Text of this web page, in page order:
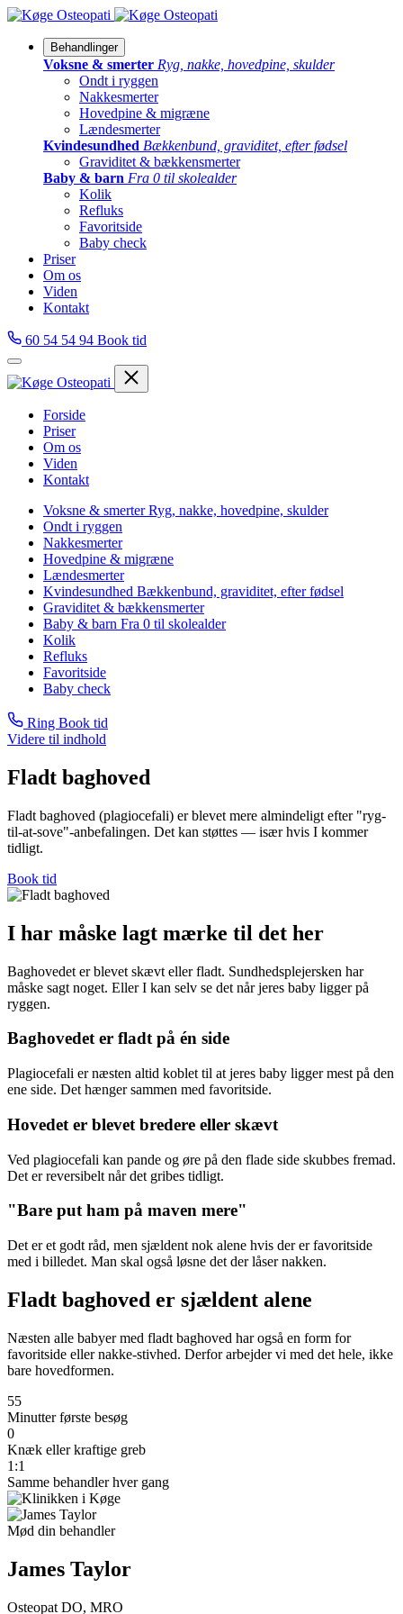
Behandlinger
Voksne & smerter Ryg, nakke, hovedpine, skulder
Ondt i ryggen
Nakkesmerter
Hovedpine & migræne
Lændesmerter
Kvindesundhed Bækkenbund, graviditet, efter fødsel
Graviditet & bækkensmerter
Baby & barn Fra 0 til skolealder
Kolik
Refluks
Favoritside
Baby check
Priser
Om os
Viden
Kontakt
60 54 54 94 Book tid
Forside
Priser
Om os
Viden
Kontakt
Voksne & smerter Ryg, nakke, hovedpine, skulder
Ondt i ryggen
Nakkesmerter
Hovedpine & migræne
Lændesmerter
Kvindesundhed Bækkenbund, graviditet, efter fødsel
Graviditet & bækkensmerter
Baby & barn Fra 0 til skolealder
Kolik
Refluks
Favoritside
Baby check
Ring Book tid
Videre til indhold
Fladt baghoved
Fladt baghoved (plagiocefali) er blevet mere almindeligt efter "ryg-
til-at-sove"-anbefalingen. Det kan støttes — især hvis I kommer
tidligt.
Book tid
I har måske lagt mærke til det her
Baghovedet er blevet skævt eller fladt. Sundhedsplejersken har
måske sagt noget. Eller I kan selv se det når jeres baby ligger på
ryggen.
Baghovedet er fladt på én side
Plagiocefali er næsten altid koblet til at jeres baby ligger mest på den
ene side. Det hænger sammen med favoritside.
Hovedet er blevet bredere eller skævt
Ved plagiocefali kan pande og øre på den flade side skubbes fremad.
Det er reversibelt når det gribes tidligt.
"Bare put ham på maven mere"
Det er et godt råd, men sjældent nok alene hvis der er favoritside
med i billedet. Man skal også løsne det der låser nakken.
Fladt baghoved er sjældent alene
Næsten alle babyer med fladt baghoved har også en form for
favoritside eller nakke-stivhed. Derfor arbejder vi med det hele, ikke
bare hovedformen.
55
Minutter første besøg
0
Knæk eller kraftige greb
1:1
Samme behandler hver gang
Mød din behandler
James Taylor
Osteopat DO, MRO